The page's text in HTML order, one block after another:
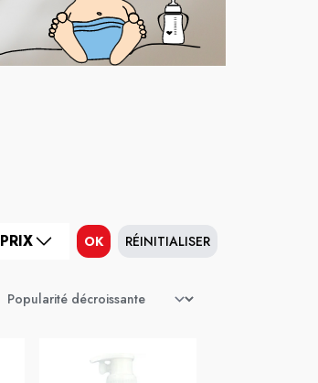
PRIX OK RÉINITIALISER